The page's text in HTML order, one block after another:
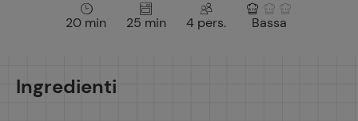
20 min 25 min 4 pers. Bassa
Ingredienti